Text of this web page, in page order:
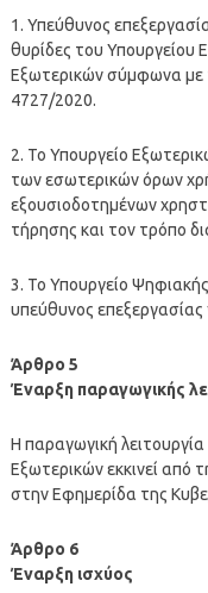
1. Υπεύθυνος
θυρίδες του Υπουργείου
Εξωτερικών σύμφωνα με
4727/2020.
2. Το Υπουργείο
των εσωτερικών όρων
εξουσιοδοτημένων
τήρησης και τον τρόπο
3. Το Υπουργείο
υπεύθυνος επεξεργασίας
Άρθρο 5
Έναρξη παραγωγικής
Η παραγωγική
Εξωτερικών εκκινεί
στην Εφημερίδα της
Άρθρο 6
Έναρξη ισχύος